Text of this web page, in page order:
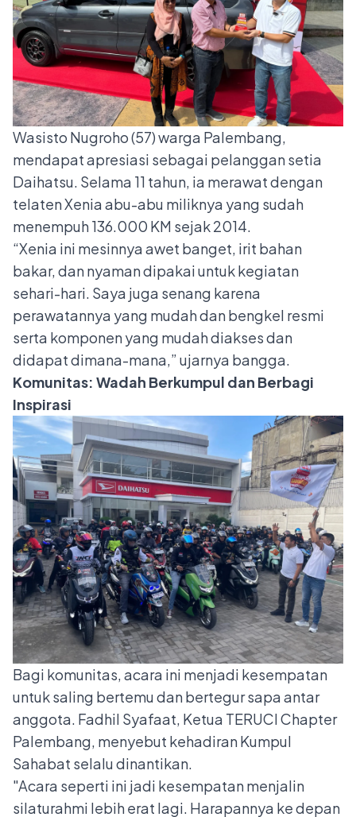
Wasisto Nugroho (57) warga Palembang,
mendapat apresiasi sebagai pelanggan setia
Daihatsu. Selama 11 tahun, ia merawat dengan
telaten Xenia abu-abu miliknya yang sudah
menempuh 136.000 KM sejak 2014.
“Xenia ini mesinnya awet banget, irit bahan
bakar, dan nyaman dipakai untuk kegiatan
sehari-hari. Saya juga senang karena
perawatannya yang mudah dan bengkel resmi
serta komponen yang mudah diakses dan
didapat dimana-mana,” ujarnya bangga.
Komunitas: Wadah Berkumpul dan Berbagi
Inspirasi
Bagi komunitas, acara ini menjadi kesempatan
untuk saling bertemu dan bertegur sapa antar
anggota. Fadhil Syafaat, Ketua TERUCI Chapter
Palembang, menyebut kehadiran Kumpul
Sahabat selalu dinantikan.
"Acara seperti ini jadi kesempatan menjalin
silaturahmi lebih erat lagi. Harapannya ke depan